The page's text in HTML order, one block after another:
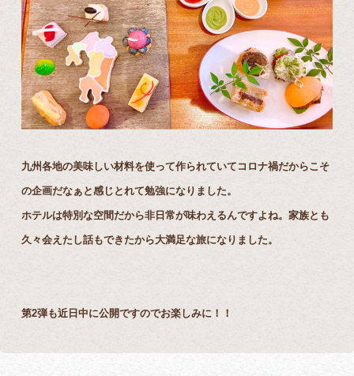
九州各地の美味しい材料を使って作られていてコロナ禍だからこそ
の企画だなぁと感じとれて勉強になりました。
ホテルは特別な空間だから非日常が味わえるんですよね。家族とも
久々会えたし話もできたから大満足な旅になりました。
第2弾も近日中に公開ですのでお楽しみに！！